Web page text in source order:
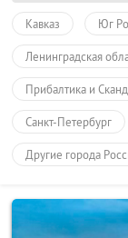
Кавказ Юг
Ленинградская
Прибалтика и
Санкт-Петербург
Другие города